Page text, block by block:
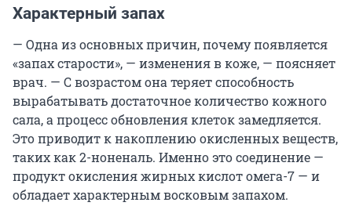
Характерный запах
— Одна из основных причин, почему появляется
«запах старости», — изменения в коже, — поясняет
врач. — С возрастом она теряет способность
вырабатывать достаточное количество кожного
сала, а процесс обновления клеток замедляется.
Это приводит к накоплению окисленных веществ,
таких как 2-ноненаль. Именно это соединение —
продукт окисления жирных кислот омега-7 — и
обладает характерным восковым запахом.